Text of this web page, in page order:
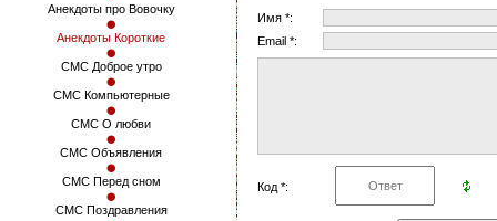
Анекдоты про Вовочку
Анекдоты Короткие
СМС Доброе утро
СМС Компьютерные
СМС О любви
СМС Объявления
СМС Перед сном
СМС Поздравления
Имя *:
Email *:
Код *: